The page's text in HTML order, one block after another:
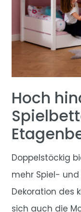
Hoch
Doppelstöckig
mehr Spiel-
Dekoration des
sich auch die